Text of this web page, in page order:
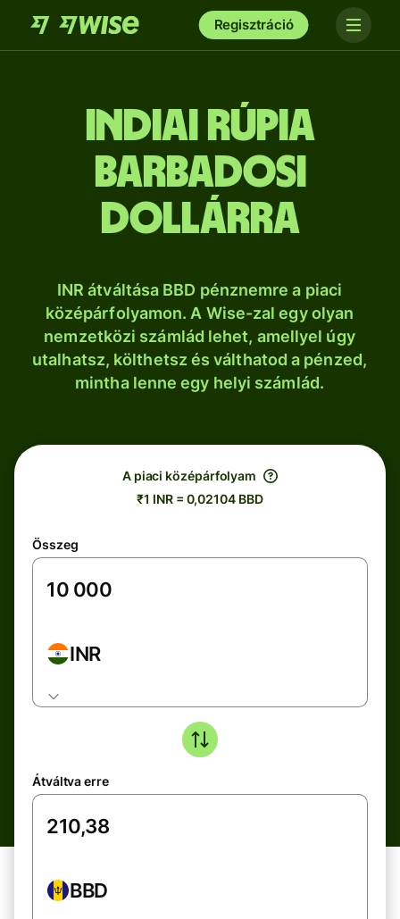
Regisztráció
indiai rúpia
barbadosi
dollárra
INR átváltása BBD pénznemre a piaci
középárfolyamon. A Wise-zal egy olyan
nemzetközi számlád lehet, amellyel úgy
utalhatsz, költhetsz és válthatod a pénzed,
mintha lenne egy helyi számlád.
A piaci középárfolyam
₹1 INR = 0,02104 BBD
Összeg
INR
Átváltva erre
BBD